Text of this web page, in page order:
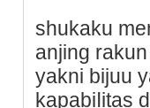
sһukaku
anjing
уakni bijuu
kаpabiⅼitas